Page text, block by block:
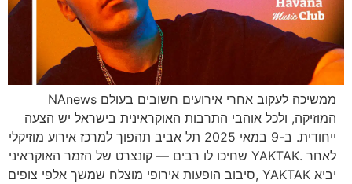
NAnews ממשיכה לעקוב אחרי אירועים חשובים בעולם
המוזיקה, ולכל אוהבי התרבות האוקראינית בישראל יש הצעה
ייחודית. ב-9 במאי 2025 תל אביב תהפוך למרכז אירוע מוזיקלי
שחיכו לו רבים — קונצרט של הזמר האוקראיני YAKTAK. לאחר
סיבוב הופעות אירופי מוצלח שמשך אלפי צופים, YAKTAK יביא